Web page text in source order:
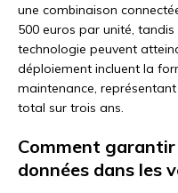
une combinaison
500 euros par unité,
technologie peuvent
déploiement incluent la
maintenance,
total sur trois ans.
Comment
données dans les